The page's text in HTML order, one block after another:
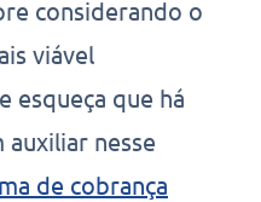
considerando o
viável
esqueça que há
nesse
de cobrança